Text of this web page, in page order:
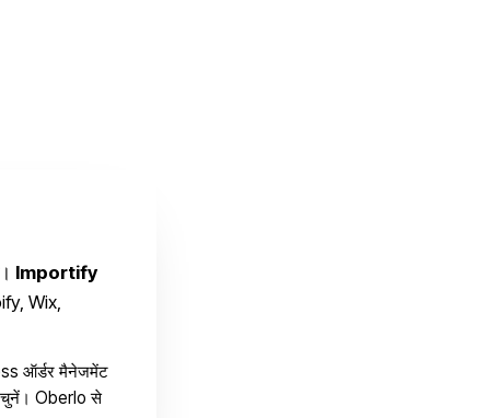
Importify
Wix,
ऑर्डर मैनेजमेंट
चुनें। Oberlo से